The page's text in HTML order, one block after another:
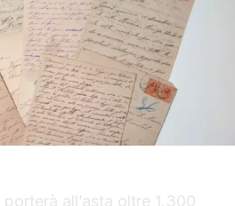
all’asta oltre 1.300